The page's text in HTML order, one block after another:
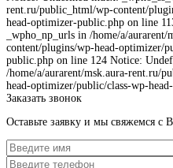
rent.ru/public_html/wp-content/
head-optimizer-public.php on line
_wpho_np_urls in /home/a/
content/plugins/wp-head-optimizer/
public.php on line 124 Notice:
/home/a/aurarent/msk.aura-rent.ru/
head-optimizer/public/class-wp-
Заказать звонок
Оставьте заявку и мы свяжемся с